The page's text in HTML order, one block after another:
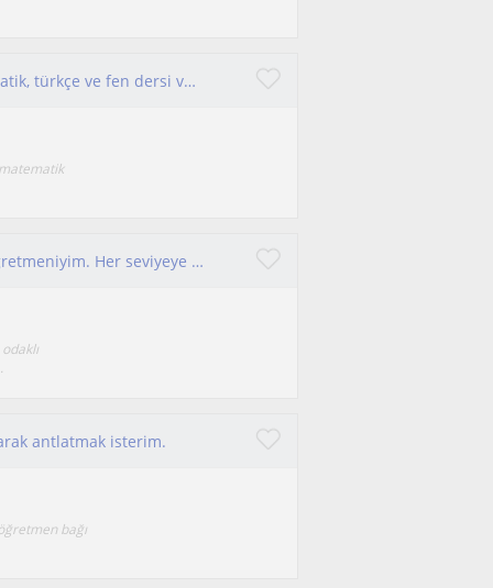
6 yıldır ilkokul ve ortaokul öğrencilerine matematik, türkçe ve fen dersi veriyorum
Pratik odaklı, konuşarak öğreten bir İngilizce öğretmeniyim. Her seviyeye uygun, keyifli ve etkili dersler sunuyorum.
antlatmak isterim.
bağı